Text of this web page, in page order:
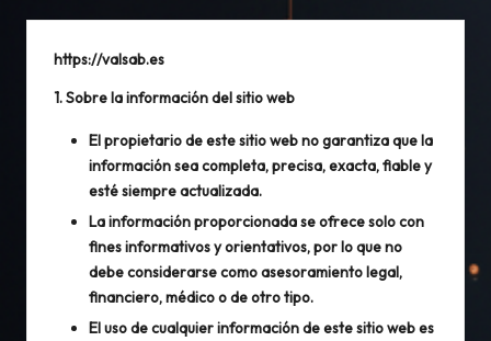
https://valsab.es
1. Sobre la información del sitio web
El propietario de este sitio web no garantiza que la
información sea completa, precisa, exacta, fiable y
esté siempre actualizada.
La información proporcionada se ofrece solo con
fines informativos y orientativos, por lo que no
debe considerarse como asesoramiento legal,
financiero, médico o de otro tipo.
El uso de cualquier información de este sitio web es